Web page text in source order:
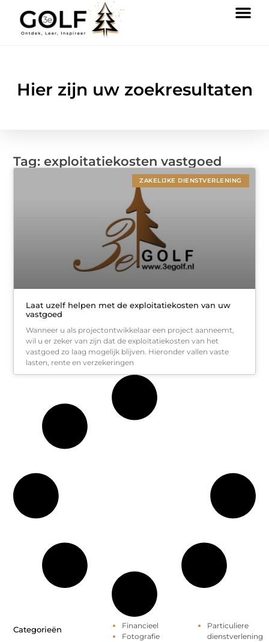
Hier zijn uw zoekresultaten
Tag: exploitatiekosten vastgoed
ZAKELIJKE DIENSTVERLENING
Laat uzelf helpen met de exploitatiekosten van uw
vastgoed
Wanneer u als projectontwikkelaar een project aanneemt,
wil u er zeker van zijn dat de exploitatiekosten van het
vastgoed zo laag mogelijk blijven. Hieronder vallen vaste
lasten, rente en verzekeringen
Categorieën
Financieel
Fotografie
Particuliere
dienstverlening